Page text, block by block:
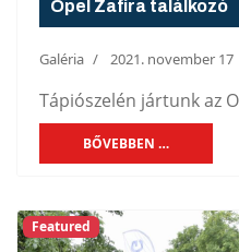
Opel Zafira találkozó
Galéria 2021. november 17
Tápiószelén jártunk az
BŐVEBBEN …
Featured